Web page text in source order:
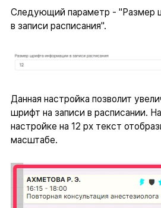
Следующий параметр - "Размер
в записи расписания".
Данная настройка позволит
шрифт на записи в расписании.
настройке на 12 px текст
масштабе.